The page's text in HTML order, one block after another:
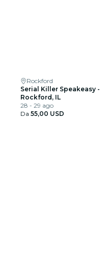
Rockford
Serial Killer Speakeasy -
Rockford, IL
28 - 29 ago
Da 55,00 USD